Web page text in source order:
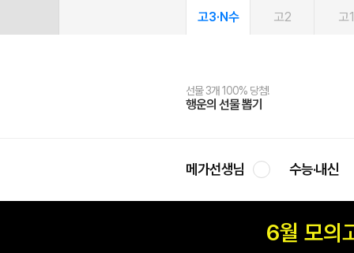
고3·N수 고2 고1
선물 3개 100% 당첨!
행운의 선물 뽑기
선물 100% 증정!
메가스터디 X 올리브
여름방학 스터디 캐시백
메가런 썸머스쿨
2027 러셀 단과
강사 공개선발
스마트러닝앱
설문 EVENT
메가패스
3일 무료 체험권
메가패스 수강생 무료혜택!
메가클럽 멤버십
사회공헌 캠페인
희망이룸 메가나눔
메가선생님 수능·내신
6월 모의